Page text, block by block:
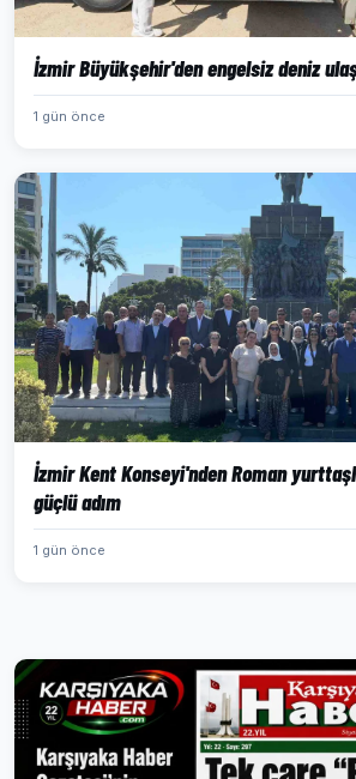
İzmir Büyükşehir'den engelsiz deniz
1 gün önce
İzmir Kent Konseyi'nden Roman
güçlü adım
1 gün önce